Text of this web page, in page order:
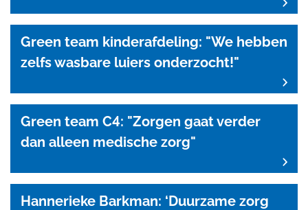
Green team kinderafdeling: "We hebben
zelfs wasbare luiers onderzocht!"
Green team C4: "Zorgen gaat verder
dan alleen medische zorg"
Hannerieke Barkman: ‘Duurzame zorg